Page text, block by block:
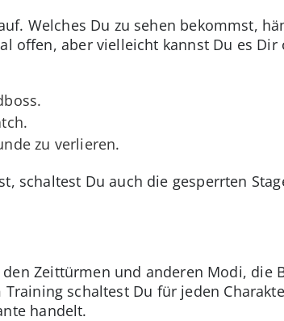
Welches Du zu sehen bekommst,
offen, aber vielleicht kannst Du es Dir
zu verlieren.
schaltest Du auch die gesperrten
Zeittürmen und anderen Modi, die
schaltest Du für jeden
handelt.